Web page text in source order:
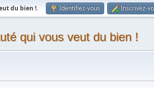
du bien !. Identifiez-vous Inscrivez-
qui vous veut du bien !